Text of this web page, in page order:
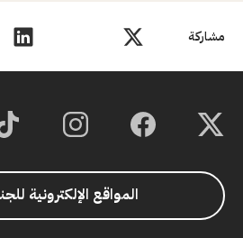
مشاركة
المواقع الإلكترونية